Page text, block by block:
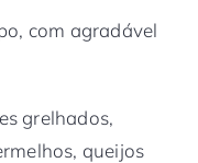
com agradável
grelhados,
queijos